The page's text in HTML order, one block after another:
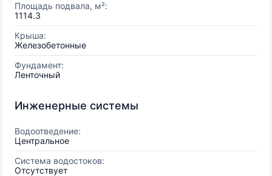
Площадь подвала, м²:
1114.3
Крыша:
Железобетонные
Фундамент:
Ленточный
Инженерные системы
Водоотведение:
Центральное
Система водостоков:
Отсутствует